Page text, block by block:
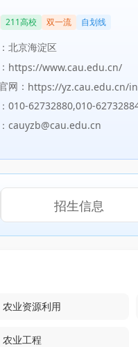
211高校 双一流 自划线
北京海淀区
https://www.cau.edu.cn/
网： https://yz.cau.edu.cn/
010-62732880,010-
cauyzb@cau.edu.cn
招生信息
农业资源利用
农业工程